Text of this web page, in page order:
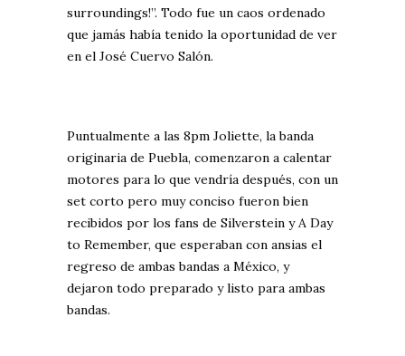
surroundings!”. Todo fue un caos ordenado
que jamás había tenido la oportunidad de ver
en el José Cuervo Salón.
Puntualmente a las 8pm Joliette, la banda
originaria de Puebla, comenzaron a calentar
motores para lo que vendría después, con un
set corto pero muy conciso fueron bien
recibidos por los fans de Silverstein y A Day
to Remember, que esperaban con ansias el
regreso de ambas bandas a México, y
dejaron todo preparado y listo para ambas
bandas.